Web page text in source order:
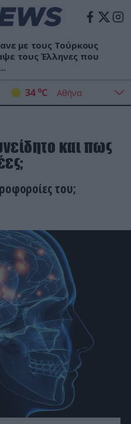
με τους Τούρκους
τους Έλληνες που
34 oC
και πως
του;